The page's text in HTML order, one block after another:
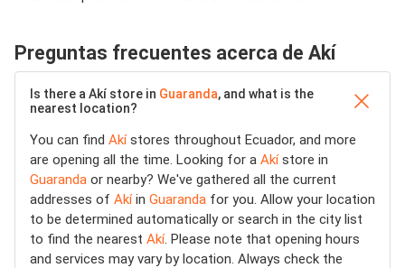
Preguntas frecuentes acerca de Akí
Is there a Akí store in Guaranda, and what is the
nearest location?
You can find Akístores throughout Ecuador, and more
are opening all the time. Looking for a Akístore in
Guaranda or nearby? We've gathered all the current
addresses of Akíin Guaranda for you. Allow your location
to be determined automatically or search in the city list
to find the nearest Akí. Please note that opening hours
and services may vary by location. Always check the